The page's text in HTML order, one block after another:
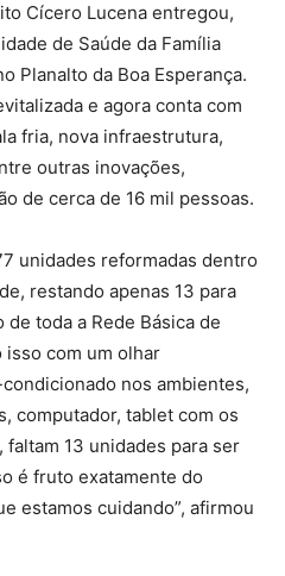
Cícero Lucena entregou,
de Saúde da Família
Planalto da Boa Esperança.
e agora conta com
fria, nova infraestrutura,
outras inovações,
de cerca de 16 mil pessoas.
unidades reformadas dentro
restando apenas 13 para
toda a Rede Básica de
isso com um olhar
nos ambientes,
computador, tablet com os
faltam 13 unidades para ser
é fruto exatamente do
estamos cuidando”, afirmou